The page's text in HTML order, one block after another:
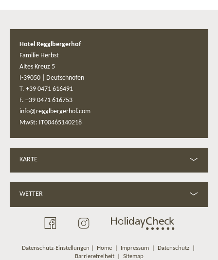
Hotel Regglbergerhof
Familie Herbst
Altes Kreuz 5
I-39050
Deutschnofen
T. +39 0471 616491
F. +39 0471 616753
info@regglbergerhof.com
MwSt: IT00465140218
KARTE
WETTER
Datenschutz-Einstellungen Home| Impressum| Datenschutz|
Barrierefreiheit| Sitemap